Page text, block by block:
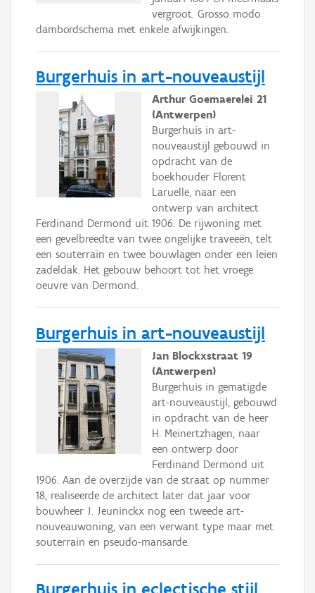
vergroot. Grosso modo
dambordschema met enkele afwijkingen.
Burgerhuis in art-nouveaustijl
Arthur Goemaerelei 21
(Antwerpen)
Burgerhuis in art-
nouveaustijl gebouwd in
opdracht van de
boekhouder Florent
Laruelle, naar een
ontwerp van architect
Ferdinand Dermond uit 1906. De rijwoning met
een gevelbreedte van twee ongelijke traveeën, telt
een souterrain en twee bouwlagen onder een leien
zadeldak. Het gebouw behoort tot het vroege
oeuvre van Dermond.
Burgerhuis in art-nouveaustijl
Jan Blockxstraat 19
(Antwerpen)
Burgerhuis in gematigde
art-nouveaustijl, gebouwd
in opdracht van de heer
H. Meinertzhagen, naar
een ontwerp door
Ferdinand Dermond uit
1906. Aan de overzijde van de straat op nummer
18, realiseerde de architect later dat jaar voor
bouwheer J. Jeuninckx nog een tweede art-
nouveauwoning, van een verwant type maar met
souterrain en pseudo-mansarde.
Burgerhuis in eclectische stijl